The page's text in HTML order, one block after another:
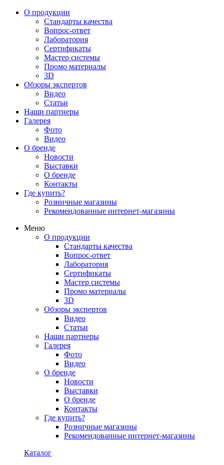
О продукции
Стандарты качества
Вопрос-ответ
Лаборатория
Сертификаты
Мастер системы
Промо материалы
3D
Обзоры экспертов
Видео
Статьи
Наши партнеры
Галерея
Фото
Видео
О бренде
Новости
Выставки
О бренде
Контакты
Где купить?
Розничные магазины
Рекомендованные интернет-магазины
Меню
О продукции
Стандарты качества
Вопрос-ответ
Лаборатория
Сертификаты
Мастер системы
Промо материалы
3D
Обзоры экспертов
Видео
Статьи
Наши партнеры
Галерея
Фото
Видео
О бренде
Новости
Выставки
О бренде
Контакты
Где купить?
Розничные магазины
Рекомендованные интернет-магазины
Каталог